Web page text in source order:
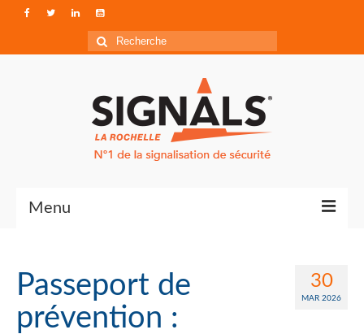
Rechercher
:
Menu
Qui sommes-nous ?
Accéder à Signals
30
MAR 2026
Passeport de
prévention :